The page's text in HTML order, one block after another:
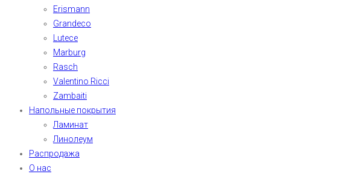
Erismann
Grandeco
Lutece
Marburg
Rasch
Valentino Ricci
Zambaiti
Напольные покрытия
Ламинат
Линолеум
Распродажа
О нас